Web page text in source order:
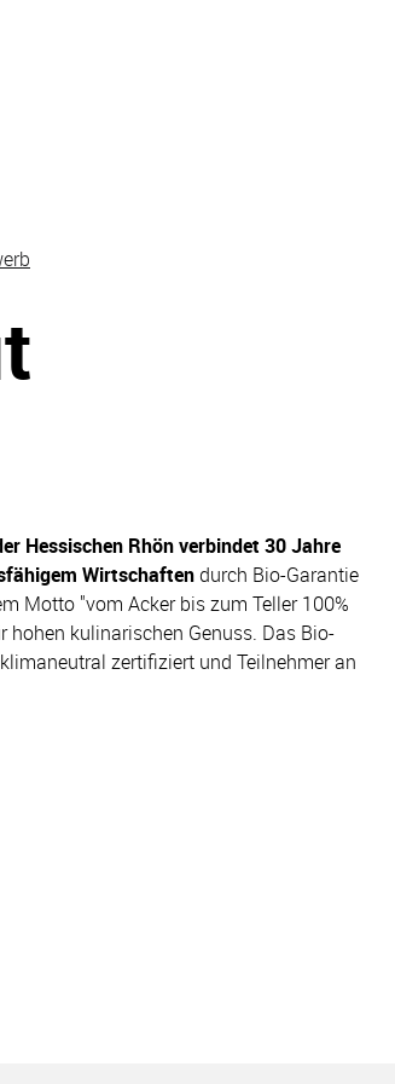
Hessischen Rhön verbindet 30 Jahre
Wirtschaftendurch Bio-Garantie
Motto "vom Acker bis zum Teller 100%
kulinarischen Genuss. Das Bio-
zertifiziert und Teilnehmer an